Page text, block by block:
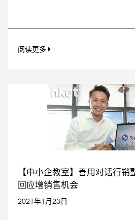
阅读更多
【中小企教室】善用对话行
回应增销售机会
2021年1月23日